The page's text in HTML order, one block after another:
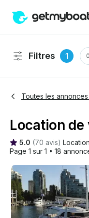
Filtres 1
Toutes les
Location de
5.0 (70 avis)
Page 1 sur 1 • 18